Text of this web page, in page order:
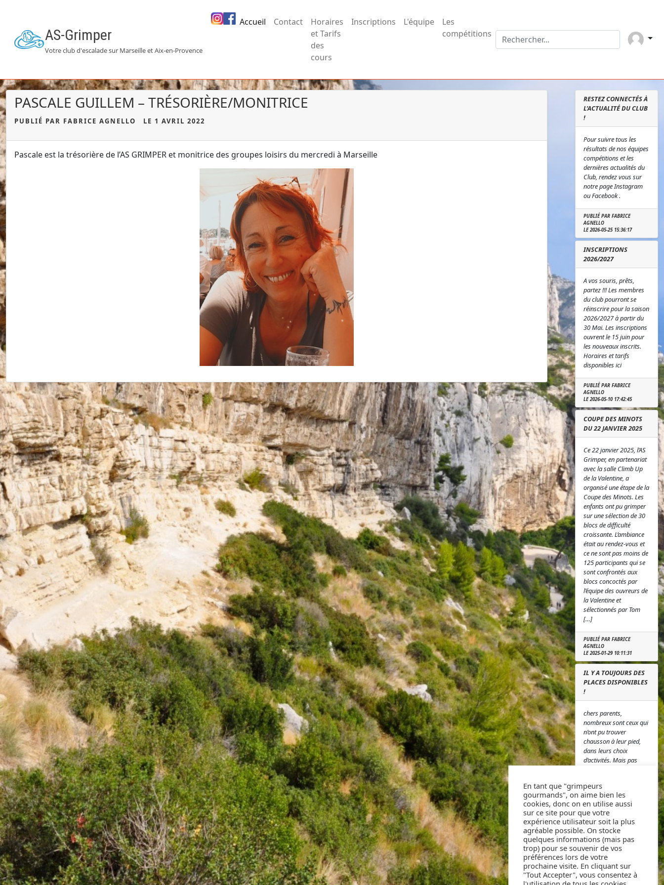
AS-Grimper
Votre club d'escalade sur Marseille et Aix-en-Provence
Accueil Contact
Horaires
et Tarifs
des
cours
Inscriptions L'équipe
Les
compétitions
PASCALE GUILLEM – TRÉSORIÈRE/MONITRICE
PUBLIÉ PAR FABRICE AGNELLO LE 1 AVRIL 2022
Pascale est la trésorière de l’AS GRIMPER et monitrice des groupes loisirs du mercredi à Marseille
RESTEZ CONNECTÉS À
L’ACTUALITÉ DU CLUB
!
Pour suivre tous les
résultats de nos équipes
compétitions et les
dernières actualités du
Club, rendez vous sur
notre page Instagram
ou Facebook .
PUBLIÉ PAR FABRICE
AGNELLO
LE 2026-05-25 15:36:17
INSCRIPTIONS
2026/2027
A vos souris, prêts,
partez !!! Les membres
du club pourront se
réinscrire pour la saison
2026/2027 à partir du
30 Mai. Les inscriptions
ouvrent le 15 juin pour
les nouveaux inscrits.
Horaires et tarifs
disponibles ici
PUBLIÉ PAR FABRICE
AGNELLO
LE 2026-05-10 17:42:45
COUPE DES MINOTS
DU 22 JANVIER 2025
Ce 22 janvier 2025, l’AS
Grimper, en partenariat
avec la salle Climb Up
de la Valentine, a
organisé une étape de la
Coupe des Minots. Les
enfants ont pu grimper
sur une sélection de 30
blocs de difficulté
croissante. L’ambiance
était au rendez-vous et
ce ne sont pas moins de
125 participants qui se
sont confrontés aux
blocs concoctés par
l’équipe des ouvreurs de
la Valentine et
sélectionnés par Tom
[…]
PUBLIÉ PAR FABRICE
AGNELLO
LE 2025-01-29 10:11:31
IL Y A TOUJOURS DES
PLACES DISPONIBLES
!
chers parents,
nombreux sont ceux qui
n’ont pu trouver
chausson à leur pied,
dans leurs choix
d’activités. Mais pas
désirez nous rejoindre,
pas d’hésitation, vous
pouvez vous inscrire ici
à l’adresse suivante
Inscriptions ou nous
contacter au 07 49 55
54 77. A très bientôt !
L’équipe AS Grimper
PUBLIÉ PAR FABRICE
AGNELLO
En tant que "grimpeurs
gourmands", on aime bien les
cookies, donc on en utilise aussi
sur ce site pour que votre
expérience utilisateur soit la plus
agréable possible. On stocke
quelques informations (mais pas
trop) pour se souvenir de vos
préférences lors de votre
prochaine visite. En cliquant sur
"Tout Accepter", vous consentez à